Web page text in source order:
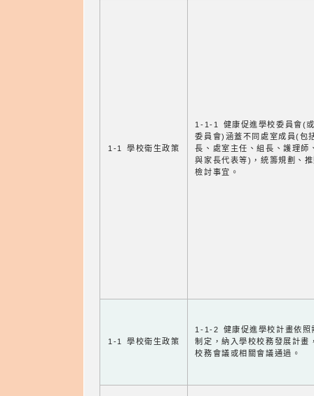
1-1 學校衛生政策
1-1-1 健康促進學校委員會(
委員會)涵蓋不同處室成員(包
長、處室主任、組長、護理師
與家長代表等)，統籌規劃、
檢討事宜。
1-1 學校衛生政策
1-1-2 健康促進學校計畫依照
制定，納入學校校務發展計畫
校務會議或相關會議通過。